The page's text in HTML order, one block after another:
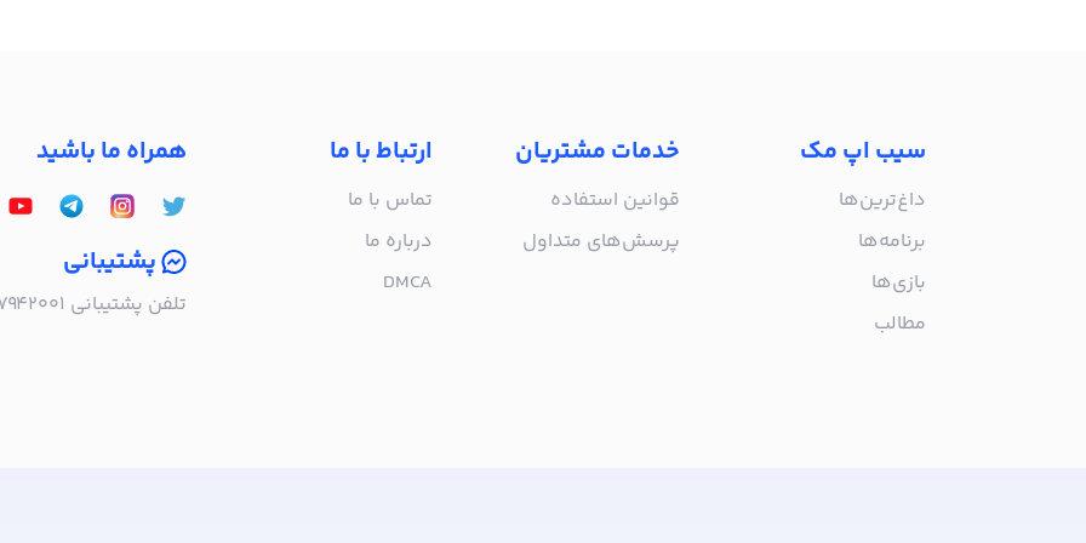
سیب اپ مک
داغ‌ترین‌ها
برنامه‌ها
بازی‌ها
مطالب
خدمات مشتریان
قوانین استفاده
پرسش‌های متداول
ارتباط با ما
تماس با ما
درباره‌ ما
DMCA
همراه ما باشید
پشتیبانی
تلفن پشتیبانی ۰۲۱۵۷۹۴۲۰۰۱ | به صورت تلفنی پاسخگوی شما هستیم!